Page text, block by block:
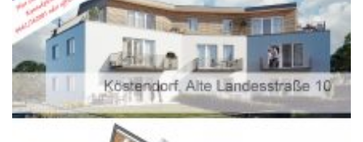
Bergheimerstraße 45
A-5020 Salzburg
office@weiserleben.at
+43(0) 664 244 88 38